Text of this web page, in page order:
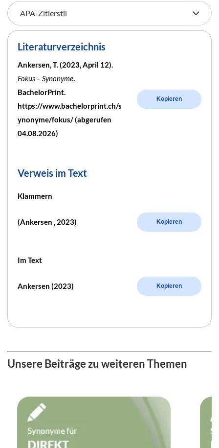
Literaturverzeichnis
Ankersen, T. (2023, April 12).
Fokus – Synonyme.
BachelorPrint.
https://www.bachelorprint.ch/s
ynonyme/fokus/ (abgerufen
04.08.2026)
Kopieren
Verweis im Text
Klammern
(Ankersen , 2023) Kopieren
Im Text
Ankersen (2023) Kopieren
Unsere Beiträge zu weiteren Themen